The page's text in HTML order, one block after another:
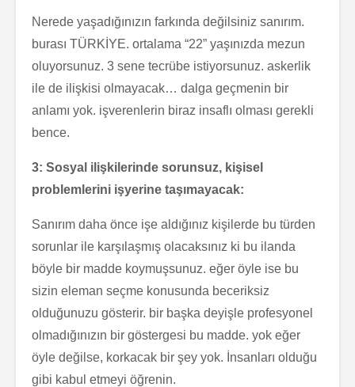
Nerede yaşadığınızın farkında değilsiniz sanırım.
burası TÜRKİYE. ortalama “22” yaşınızda mezun
oluyorsunuz. 3 sene tecrübe istiyorsunuz. askerlik
ile de ilişkisi olmayacak… dalga geçmenin bir
anlamı yok. işverenlerin biraz insaflı olması gerekli
bence.
3: Sosyal ilişkilerinde sorunsuz, kişisel
problemlerini işyerine taşımayacak:
Sanırım daha önce işe aldığınız kişilerde bu türden
sorunlar ile karşılaşmış olacaksınız ki bu ilanda
böyle bir madde koymuşsunuz. eğer öyle ise bu
sizin eleman seçme konusunda beceriksiz
olduğunuzu gösterir. bir başka deyişle profesyonel
olmadığınızın bir göstergesi bu madde. yok eğer
öyle değilse, korkacak bir şey yok. İnsanları olduğu
gibi kabul etmeyi öğrenin.